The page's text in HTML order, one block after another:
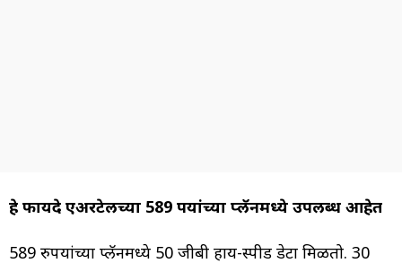
हे फायदे एअरटेलच्या 589 रूपयांच्या प्लॅनमध्ये उपलब्ध आहेत
589 रुपयांच्या प्लॅनमध्ये 50 जीबी हाय-स्पीड डेटा मिळतो. 30